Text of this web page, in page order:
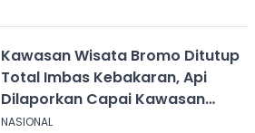
Kawasan Wisata Bromo Ditutup
Total Imbas Kebakaran, Api
Dilaporkan Capai Kawasan
Sabana
NASIONAL